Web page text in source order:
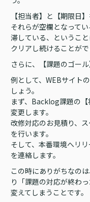
【担当者】と【期限日
それらが空欄となって
滞している、というこ
クリアし続けることがで
さらに、【課題のゴー
例として、WEBサイト
しょう。
まず、Backlog課題の
変更します。
改修対応のお見積り、
を行います。
そして、本番環境へリ
を連絡します。
この時にありがちなの
り「課題の対応が終わ
変えてしまうことです。